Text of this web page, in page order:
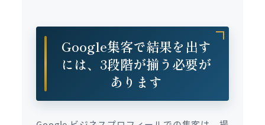
Google集客で結果を出す
には、3段階が揃う必要が
あります